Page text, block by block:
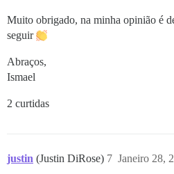
Muito obrigado, na minha opinião é
seguir
Abraços,
Ismael
2 curtidas
justin (Justin DiRose) Janeiro 28,
7